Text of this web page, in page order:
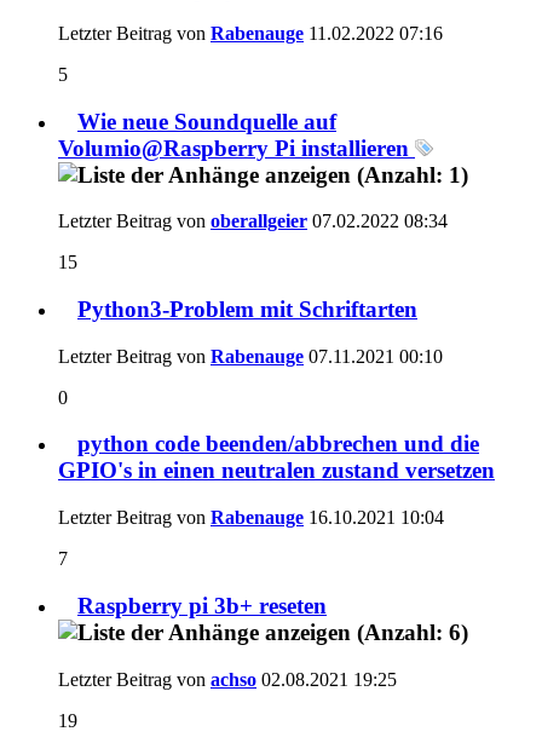
Letzter Beitrag von Rabenauge 11.02.2022 07:16
5
Wie neue Soundquelle auf
Volumio@Raspberry Pi installieren
Letzter Beitrag von oberallgeier 07.02.2022 08:34
15
Python3-Problem mit Schriftarten
Letzter Beitrag von Rabenauge 07.11.2021 00:10
0
python code beenden/abbrechen und die
GPIO's in einen neutralen zustand versetzen
Letzter Beitrag von Rabenauge 16.10.2021 10:04
7
Raspberry pi 3b+ reseten
Letzter Beitrag von achso 02.08.2021 19:25
19